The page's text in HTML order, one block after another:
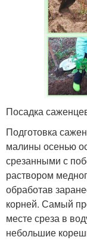
Посадка
Подготовка
малины осенью
срезанными с
раствором
обработав
корней. Самый
месте среза в
небольшие